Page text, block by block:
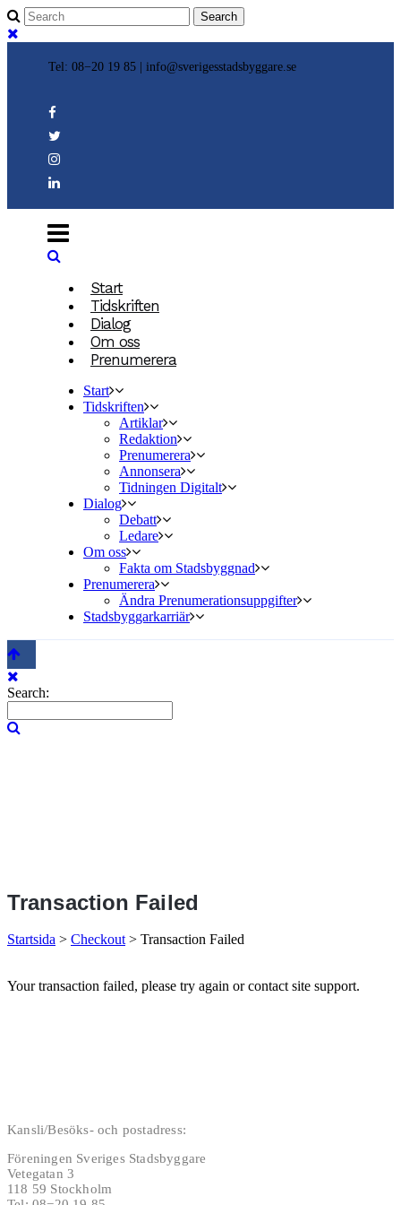
Tel: 08−20 19 85 | info@sverigesstadsbyggare.se
Start
Tidskriften
Dialog
Om oss
Prenumerera
Start
Tidskriften
Artiklar
Redaktion
Prenumerera
Annonsera
Tidningen Digitalt
Dialog
Debatt
Ledare
Om oss
Fakta om Stadsbyggnad
Prenumerera
Ändra Prenumerationsuppgifter
Stadsbyggarkarriär
Search:
Transaction Failed
Startsida > Checkout > Transaction Failed
Your transaction failed, please try again or contact site support.
Kansli/Besöks- och postadress:
Föreningen Sveriges Stadsbyggare
Vetegatan 3
118 59 Stockholm